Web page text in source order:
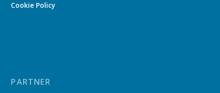
Cookie Policy
PARTNER